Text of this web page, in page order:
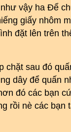
vậy ha Để
giấy nhôm
đặt lên trên
chặt sau đó
dây để quấn
đó các bạn
rồi nè các bạn